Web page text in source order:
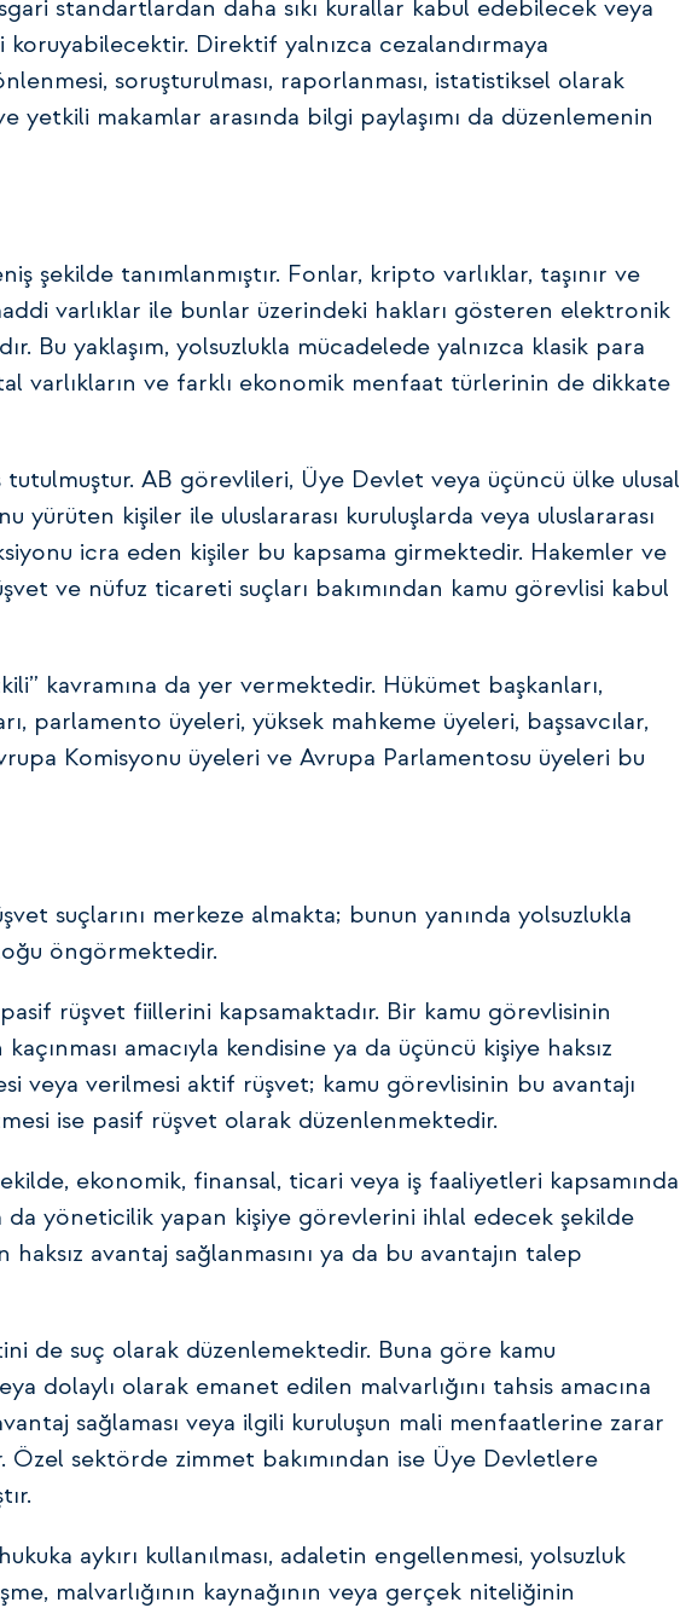
standartlardan daha sıkı kurallar kabul edebilecek veya
Direktif yalnızca cezalandırmaya
soruşturulması, raporlanması, istatistiksel olarak
yetkili makamlar arasında bilgi paylaşımı da düzenlemenin
şekilde tanımlanmıştır. Fonlar, kripto varlıklar, taşınır ve
varlıklar ile bunlar üzerindeki hakları gösteren elektronik
Bu yaklaşım, yolsuzlukla mücadelede yalnızca klasik para
varlıkların ve farklı ekonomik menfaat türlerinin de dikkate
tutulmuştur. AB görevlileri, Üye Devlet veya üçüncü ülke ulusal
yürüten kişiler ile uluslararası kuruluşlarda veya uluslararası
icra eden kişiler bu kapsama girmektedir. Hakemler ve
ve nüfuz ticareti suçları bakımından kamu görevlisi kabul
kavramına da yer vermektedir. Hükümet başkanları,
parlamento üyeleri, yüksek mahkeme üyeleri, başsavcılar,
Komisyonu üyeleri ve Avrupa Parlamentosu üyeleri bu
suçlarını merkeze almakta; bunun yanında yolsuzlukla
öngörmektedir.
rüşvet fiillerini kapsamaktadır. Bir kamu görevlisinin
amacıyla kendisine ya da üçüncü kişiye haksız
veya verilmesi aktif rüşvet; kamu görevlisinin bu avantajı
ise pasif rüşvet olarak düzenlenmektedir.
ekonomik, finansal, ticari veya iş faaliyetleri kapsamında
da yöneticilik yapan kişiye görevlerini ihlal edecek şekilde
avantaj sağlanmasını ya da bu avantajın talep
de suç olarak düzenlemektedir. Buna göre kamu
dolaylı olarak emanet edilen malvarlığını tahsis amacına
sağlaması veya ilgili kuruluşun mali menfaatlerine zarar
Özel sektörde zimmet bakımından ise Üye Devletlere
aykırı kullanılması, adaletin engellenmesi, yolsuzluk
malvarlığının kaynağının veya gerçek niteliğinin